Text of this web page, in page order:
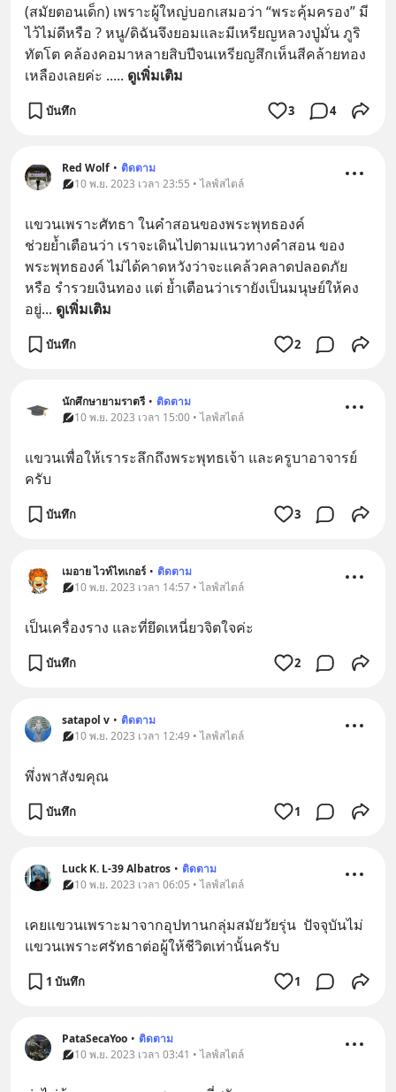
(สมัยตอนเด็ก) เพราะผู้ใหญ่บอกเสมอว่า “พระคุ้มครอง” มี
ไว้ไม่ดีหรือ ? หนู/ดิฉันจึงยอมและมีเหรียญหลวงปู่มั่น ภูริ
ทัตโต คล้องคอมาหลายสิบปีจนเหรียญสึกเห็นสีคล้ายทอง
เหลืองเลยค่ะ ..... ดูเพิ่มเติม
บันทึก 3 4
Red Wolf • ติดตาม
10 พ.ย. 2023 เวลา 23:55 • ไลฟ์สไตล์
แขวนเพราะศัทธา ในคำสอนของพระพุทธองค์
ช่วยย้ำเตือนว่า เราจะเดินไปตามแนวทางคำสอน ของ
พระพุทธองค์ ไม่ได้คาดหวังว่าจะแคล้วคลาดปลอดภัย
หรือ รำรวยเงินทอง แต่ ย้ำเตือนว่าเรายังเป็นมนุษย์ให้คง
อยู่... ดูเพิ่มเติม
บันทึก 2
นักศึกษายามราตรี • ติดตาม
10 พ.ย. 2023 เวลา 15:00 • ไลฟ์สไตล์
แขวนเพื่อให้เราระลึกถึงพระพุทธเจ้า และครูบาอาจารย์
ครับ
บันทึก 3
เมอาย ไวท์ไทเกอร์ • ติดตาม
10 พ.ย. 2023 เวลา 14:57 • ไลฟ์สไตล์
เป็นเครื่องราง และที่ยึดเหนี่ยวจิตใจค่ะ
บันทึก 2
satapol​ v • ติดตาม
10 พ.ย. 2023 เวลา 12:49 • ไลฟ์สไตล์
พึ่งพาสังฆคุณ
บันทึก 1
Luck K. L-39 Albatros • ติดตาม
10 พ.ย. 2023 เวลา 06:05 • ไลฟ์สไตล์
เคยแขวนเพราะมาจากอุปทานกลุ่มสมัยวัยรุ่น  ปัจจุบันไม่
แขวนเพราะศรัทธาต่อผู้ให้ชีวิตเท่านั้นครับ
1 บันทึก 1
PataSecaYoo • ติดตาม
10 พ.ย. 2023 เวลา 03:41 • ไลฟ์สไตล์